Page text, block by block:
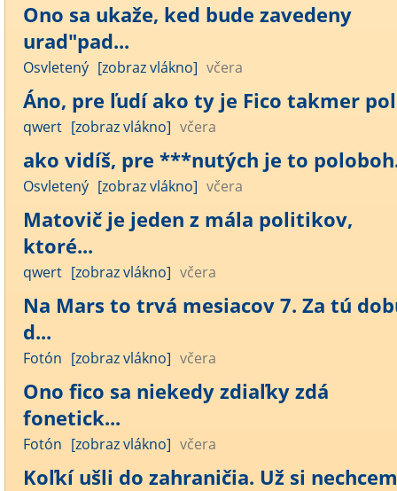
Ono sa ukaže, ked bude zavedeny
urad"pad...
Osvletený [zobraz vlákno] včera
Áno, pre ľudí ako ty je Fico takmer
qwert [zobraz vlákno] včera
ako vidíš, pre ***nutých je to
Osvletený [zobraz vlákno] včera
Matovič je jeden z mála politikov,
ktoré...
qwert [zobraz vlákno] včera
Na Mars to trvá mesiacov 7. Za tú
d...
Fotón [zobraz vlákno] včera
Ono fico sa niekedy zdiaľky zdá
fonetick...
Fotón [zobraz vlákno] včera
Koľkí ušli do zahraničia. Už si